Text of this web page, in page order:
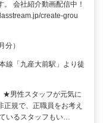
会社紹介動画配信中！
create-grou
分）
線「九産大前駅」より徒
男性スタッフが元気に
規で、正職員をお考え
いるスタッフもい…